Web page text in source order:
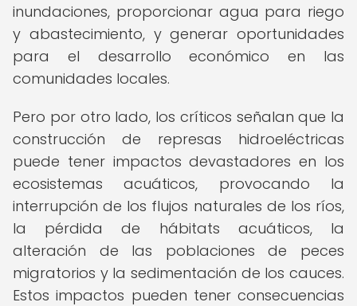
inundaciones, proporcionar agua para riego
y abastecimiento, y generar oportunidades
para el desarrollo económico en las
comunidades locales.
Pero por otro lado, los críticos señalan que la
construcción de represas hidroeléctricas
puede tener impactos devastadores en los
ecosistemas acuáticos, provocando la
interrupción de los flujos naturales de los ríos,
la pérdida de hábitats acuáticos, la
alteración de las poblaciones de peces
migratorios y la sedimentación de los cauces.
Estos impactos pueden tener consecuencias